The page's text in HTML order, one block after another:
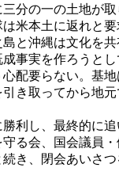
分の一の土地が
米本土に返れと要
沖縄は文化を
事実を作ろうと
要らない。基
き取ってから地
し、最終的に
る会、国会議員
き、閉会あいさ